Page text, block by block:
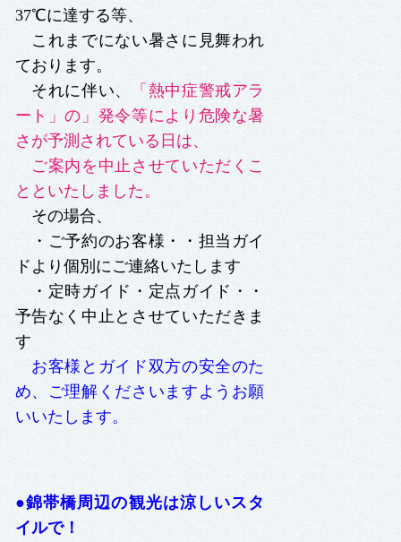
37℃に達する等、
これまでにない暑さに見舞われ
ております。
それに伴い、
「熱中症警戒アラ
ート」の」発令等により危険な暑
さが予測されている日は、
ご案内を中止させていただくこ
とといたしました。
その場合、
・ご予約のお客様・・担当ガイ
ドより個別にご連絡いたします
・定時ガイド・定点ガイド・・
予告なく中止とさせていただきま
す
お客様とガイド双方の安全のた
め、ご理解くださいますようお願
いいたします。
●錦帯橋周辺の観光は涼しいスタ
イルで！